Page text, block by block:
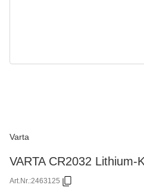
Varta
VARTA CR2032 Lithium-
Art.Nr.:2463125